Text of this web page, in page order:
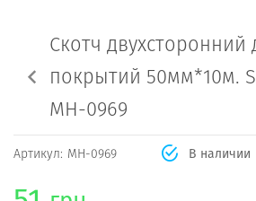
Скотч
покрытий 50мм*10м.
МН-0969
Артикул: МН-0969 В наличии